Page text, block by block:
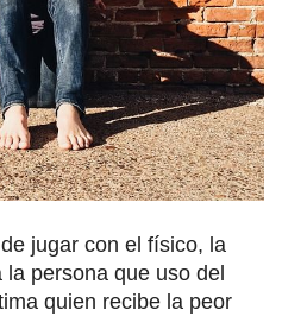
jugar con el físico, la
persona que uso del
quien recibe la peor